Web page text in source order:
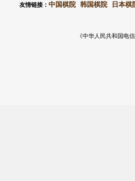
友情链接： 中国棋院 韩国棋院 日本棋
《中华人民共和国